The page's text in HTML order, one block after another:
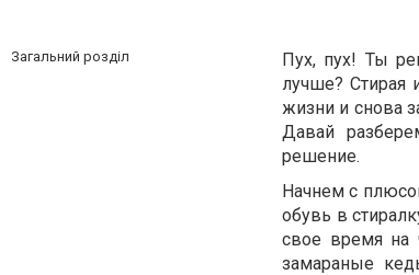
Загальний розділ
Пух, пух! Ты
лучше? Стирая
жизни и снова
Давай
решение.
Начнем с
обувь в
свое время на
замараные